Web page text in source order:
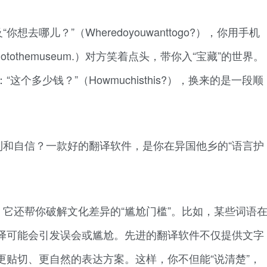
想去哪儿？”（Wheredoyouwanttogo?），你用手机
）对方笑着点头，带你入“宝藏”的世界。
这个多少钱？”（Howmuchisthis?），换来的是一段顺
自信？一款好的翻译软件，是你在异国他乡的“语言护
还帮你破解文化差异的“尴尬门槛”。比如，某些词语在
能会引发误会或尴尬。先进的翻译软件不仅提供文字
切、更自然的表达方案。这样，你不但能“说清楚”，